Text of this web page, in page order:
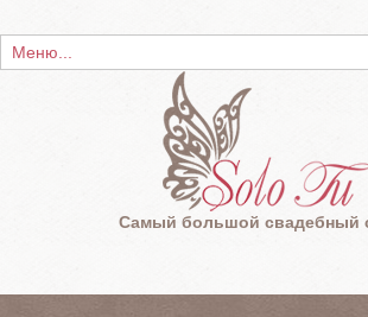
Самый большой свадебный